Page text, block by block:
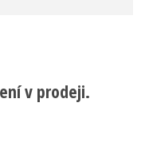
v prodeji.